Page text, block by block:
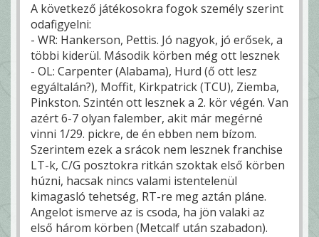
A következő játékosokra fogok személy szerint
odafigyelni:
- WR: Hankerson, Pettis. Jó nagyok, jó erősek, a
többi kiderül. Második körben még ott lesznek
- OL: Carpenter (Alabama), Hurd (ő ott lesz
egyáltalán?), Moffit, Kirkpatrick (TCU), Ziemba,
Pinkston. Szintén ott lesznek a 2. kör végén. Van
azért 6-7 olyan falember, akit már megérné
vinni 1/29. pickre, de én ebben nem bízom.
Szerintem ezek a srácok nem lesznek franchise
LT-k, C/G posztokra ritkán szoktak első körben
húzni, hacsak nincs valami istentelenül
kimagasló tehetség, RT-re meg aztán pláne.
Angelot ismerve az is csoda, ha jön valaki az
első három körben (Metcalf után szabadon).